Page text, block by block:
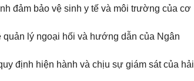
đảm bảo vệ sinh y tế và môi trường của cơ
lý ngoại hối và hướng dẫn của Ngân
định hiện hành và chịu sự giám sát của hải